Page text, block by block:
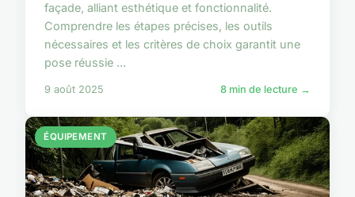
façade, alliant esthétique et fonctionnalité.
Comprendre les étapes précises, les outils
nécessaires et les critères de choix garantit une
pose réussie ...
9 août 2025 8 min de lecture →
ÉQUIPEMENT